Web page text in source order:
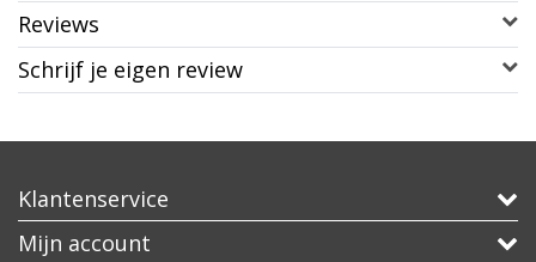
Reviews
Schrijf je eigen review
Klantenservice
Mijn account